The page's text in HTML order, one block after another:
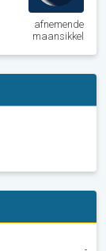
afnemende
maansikkel